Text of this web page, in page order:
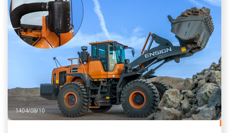
1404/08/10